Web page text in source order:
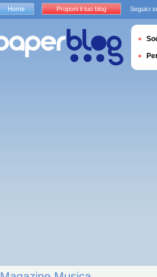
Home Proponi il tuo blog Seguici